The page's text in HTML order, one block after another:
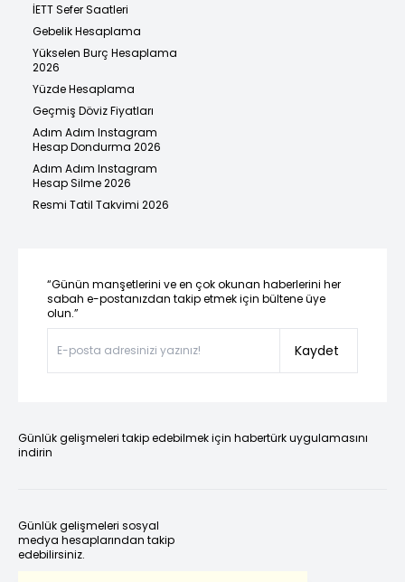
İETT Sefer Saatleri
Gebelik Hesaplama
Yükselen Burç Hesaplama
2026
Yüzde Hesaplama
Geçmiş Döviz Fiyatları
Adım Adım Instagram
Hesap Dondurma 2026
Adım Adım Instagram
Hesap Silme 2026
Resmi Tatil Takvimi 2026
“Günün manşetlerini ve en çok okunan haberlerini her
sabah e-postanızdan takip etmek için bültene üye
olun.”
Kaydet
Günlük gelişmeleri takip edebilmek için habertürk uygulamasını
indirin
Günlük gelişmeleri sosyal
medya hesaplarından takip
edebilirsiniz.